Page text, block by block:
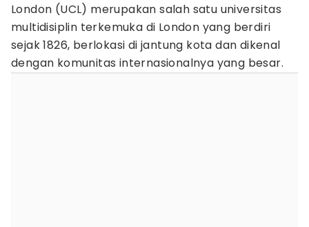
London (UCL) merupakan salah satu universitas
multidisiplin terkemuka di London yang berdiri
sejak 1826, berlokasi di jantung kota dan dikenal
dengan komunitas internasionalnya yang besar.